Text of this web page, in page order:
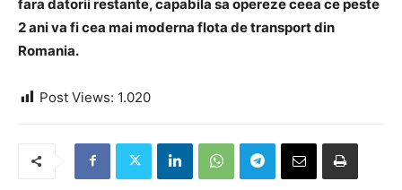
fara datorii restante, capabila sa opereze ceea ce peste
2 ani va fi cea mai moderna flota de transport din
Romania.
Post Views: 1.020